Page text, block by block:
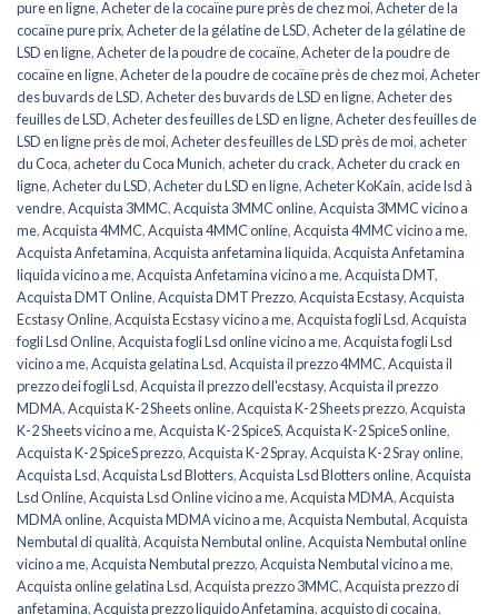
pure en ligne,Acheter de la cocaïne pure près de chez moi,Acheter de la
cocaïne pure prix,Acheter de la gélatine de LSD,Acheter de la gélatine de
LSD en ligne,Acheter de la poudre de cocaïne,Acheter de la poudre de
cocaïne en ligne,Acheter de la poudre de cocaïne près de chez moi,Acheter
des buvards de LSD,Acheter des buvards de LSD en ligne,Acheter des
feuilles de LSD,Acheter des feuilles de LSD en ligne,Acheter des feuilles de
LSD en ligne près de moi,Acheter des feuilles de LSD près de moi, acheter
du Coca, acheter du Coca Munich, acheter du crack,Acheter du crack en
ligne,Acheter du LSD,Acheter du LSD en ligne,Acheter KoKain, acide lsd à
vendre,Acquista 3MMC,Acquista 3MMC online,Acquista 3MMC vicino a
me,Acquista 4MMC,Acquista 4MMC online,Acquista 4MMC vicino a me,
Acquista Anfetamina,Acquista anfetamina liquida,Acquista Anfetamina
liquida vicino a me,Acquista Anfetamina vicino a me,Acquista DMT,
Acquista DMT Online,Acquista DMT Prezzo,Acquista Ecstasy,Acquista
Ecstasy Online,Acquista Ecstasy vicino a me,Acquista fogli Lsd,Acquista
fogli Lsd Online,Acquista fogli Lsd online vicino a me,Acquista fogli Lsd
vicino a me,Acquista gelatina Lsd,Acquista il prezzo 4MMC,Acquista il
prezzo dei fogli Lsd,Acquista il prezzo dell'ecstasy,Acquista il prezzo
MDMA,Acquista K-2 Sheets online,Acquista K-2 Sheets prezzo,Acquista
K-2 Sheets vicino a me,Acquista K-2 SpiceS,Acquista K-2 SpiceS online,
Acquista K-2 SpiceS prezzo,Acquista K-2 Spray,Acquista K-2 Sray online,
Acquista Lsd,Acquista Lsd Blotters,Acquista Lsd Blotters online,Acquista
Lsd Online,Acquista Lsd Online vicino a me,Acquista MDMA,Acquista
MDMA online,Acquista MDMA vicino a me,Acquista Nembutal,Acquista
Nembutal di qualità,Acquista Nembutal online,Acquista Nembutal online
vicino a me,Acquista Nembutal prezzo,Acquista Nembutal vicino a me,
Acquista online gelatina Lsd,Acquista prezzo 3MMC,Acquista prezzo di
anfetamina,Acquista prezzo liquido Anfetamina, acquisto di cocaina,